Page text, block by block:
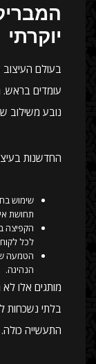
יוקרתי
בעולם העיצוב
עומדים בראש.
נובע משילוב
החדשנות
שימוש
תחושת
הקפיצה
לכל
הטמעה
הנהיגה.
מותגים אלו
בלתי נשכחות
התעשייה כולה.